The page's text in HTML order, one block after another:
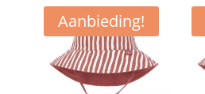
€18,95.€14,21.
Aanbieding!